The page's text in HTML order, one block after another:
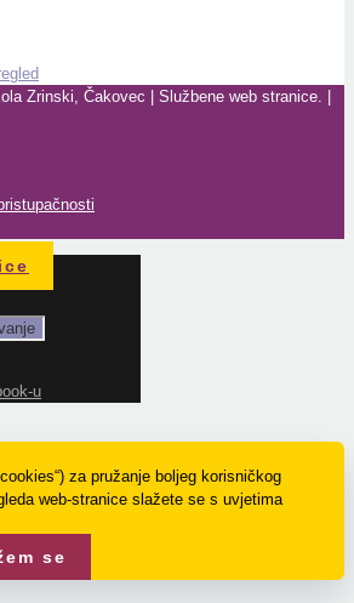
Zrinski, Čakovec | Službene web stranice. |
u
za pružanje boljeg korisničkog
web-stranice slažete se s uvjetima
se